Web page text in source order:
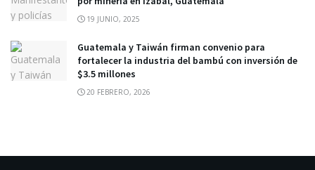
19 JUNIO, 2025
Guatemala y Taiwán firman convenio para
fortalecer la industria del bambú con inversión de
$3.5 millones
20 FEBRERO, 2026